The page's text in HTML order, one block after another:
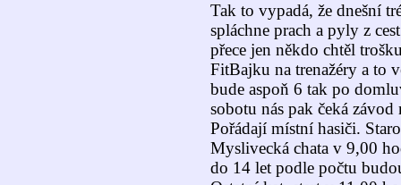
Tak to vypadá, že dnešní
spláchne prach a pyly z
přece jen někdo chtěl
FitBajku na trenažéry a to
bude aspoň 6 tak po
sobotu nás pak čeká
Pořádají místní hasiči.
Myslivecká chata v 9,00
do 14 let podle počtu